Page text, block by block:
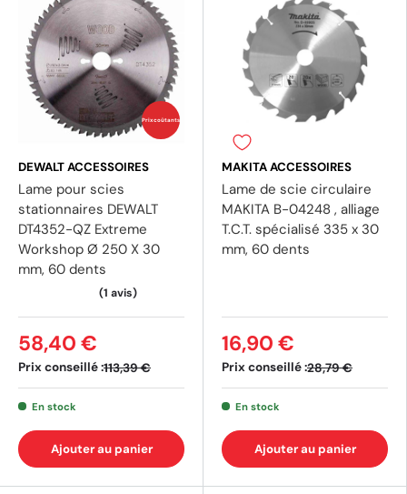
(2 avis)
Prix coûtants
DEWALT ACCESSOIRES
Lame pour scies
stationnaires DEWALT
DT4352-QZ Extreme
Workshop Ø 250 X 30
mm, 60 dents
Prix conseillé :113,39 €
58,40 €
En stock
Ajouter au panier
MAKITA ACCESSOIRES
Lame de scie circulaire
MAKITA B-04248 , alliage
T.C.T. spécialisé 335 x 30
mm, 60 dents
Prix conseillé :28,79 €
16,90 €
En stock
Ajouter au panier